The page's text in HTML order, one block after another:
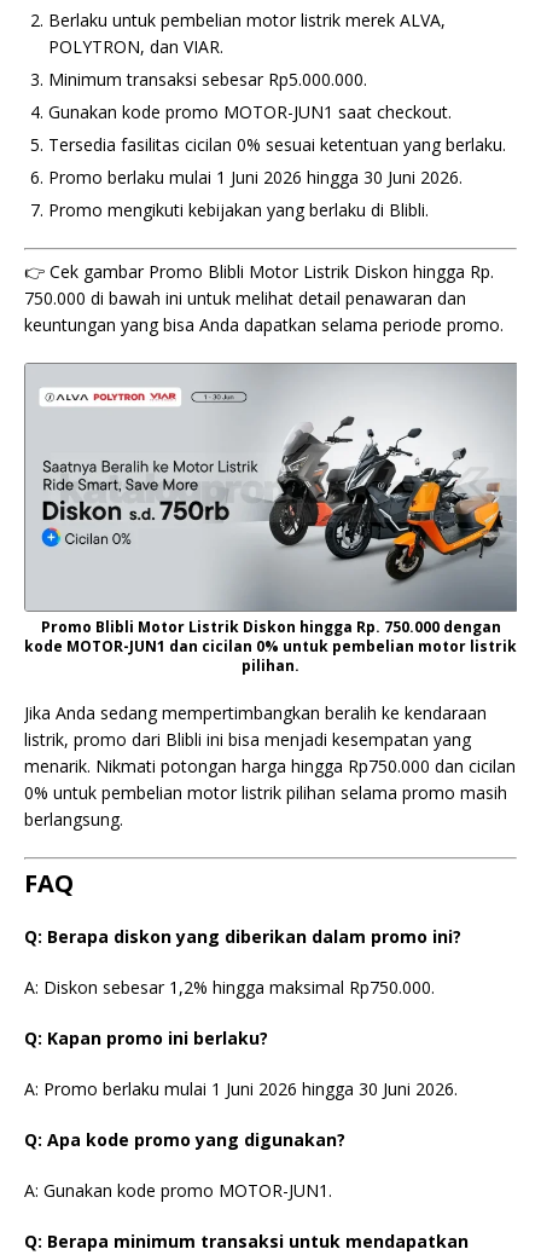
Berlaku untuk pembelian motor listrik merek ALVA,
POLYTRON, dan VIAR.
Minimum transaksi sebesar Rp5.000.000.
Gunakan kode promo MOTOR-JUN1 saat checkout.
Tersedia fasilitas cicilan 0% sesuai ketentuan yang berlaku.
Promo berlaku mulai 1 Juni 2026 hingga 30 Juni 2026.
Promo mengikuti kebijakan yang berlaku di Blibli.
👉 Cek gambar Promo Blibli Motor Listrik Diskon hingga Rp.
750.000 di bawah ini untuk melihat detail penawaran dan
keuntungan yang bisa Anda dapatkan selama periode promo.
Promo Blibli Motor Listrik Diskon hingga Rp. 750.000 dengan
kode MOTOR-JUN1 dan cicilan 0% untuk pembelian motor listrik
pilihan.
Jika Anda sedang mempertimbangkan beralih ke kendaraan
listrik, promo dari Blibli ini bisa menjadi kesempatan yang
menarik. Nikmati potongan harga hingga Rp750.000 dan cicilan
0% untuk pembelian motor listrik pilihan selama promo masih
berlangsung.
FAQ
Q: Berapa diskon yang diberikan dalam promo ini?
A: Diskon sebesar 1,2% hingga maksimal Rp750.000.
Q: Kapan promo ini berlaku?
A: Promo berlaku mulai 1 Juni 2026 hingga 30 Juni 2026.
Q: Apa kode promo yang digunakan?
A: Gunakan kode promo MOTOR-JUN1.
Q: Berapa minimum transaksi untuk mendapatkan